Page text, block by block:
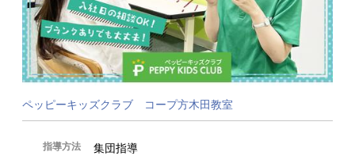
ペッピーキッズクラブ コープ方木田教室
指導方法 集団指導